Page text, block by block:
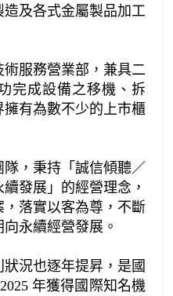
及各式金屬製品加工
服務營業部，兼具二
完成設備之移機、拆
有為數不少的上市櫃
，秉持「誠信傾聽／
發展」的經營理念，
落實以客為尊，不斷
永續經營發展。
況也逐年提昇，是國
年獲得國際知名機